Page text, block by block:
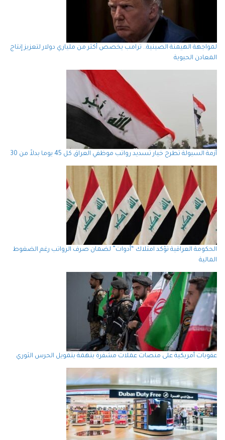
لمواجهة الهيمنة الصينية.. ترامب يخصص أكثر من ملياري دولار لتعزيز إنتاج
المعادن الحيوية
أزمة السيولة تطرح خيار تسديد رواتب موظفي العراق كل 45 يوما بدلاً من 30
الحكومة العراقية تؤكد امتلاك “أدوات” لضمان صرف الرواتب رغم الضغوط
المالية
عقوبات أمريكية على منصات عملات مشفرة بتهمة بتمويل الحرس الثوري